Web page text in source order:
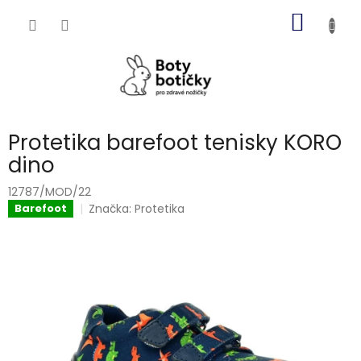
KOŠÍK
Protetika barefoot tenisky KORO
dino
12787/MOD/22
Barefoot Značka:Protetika